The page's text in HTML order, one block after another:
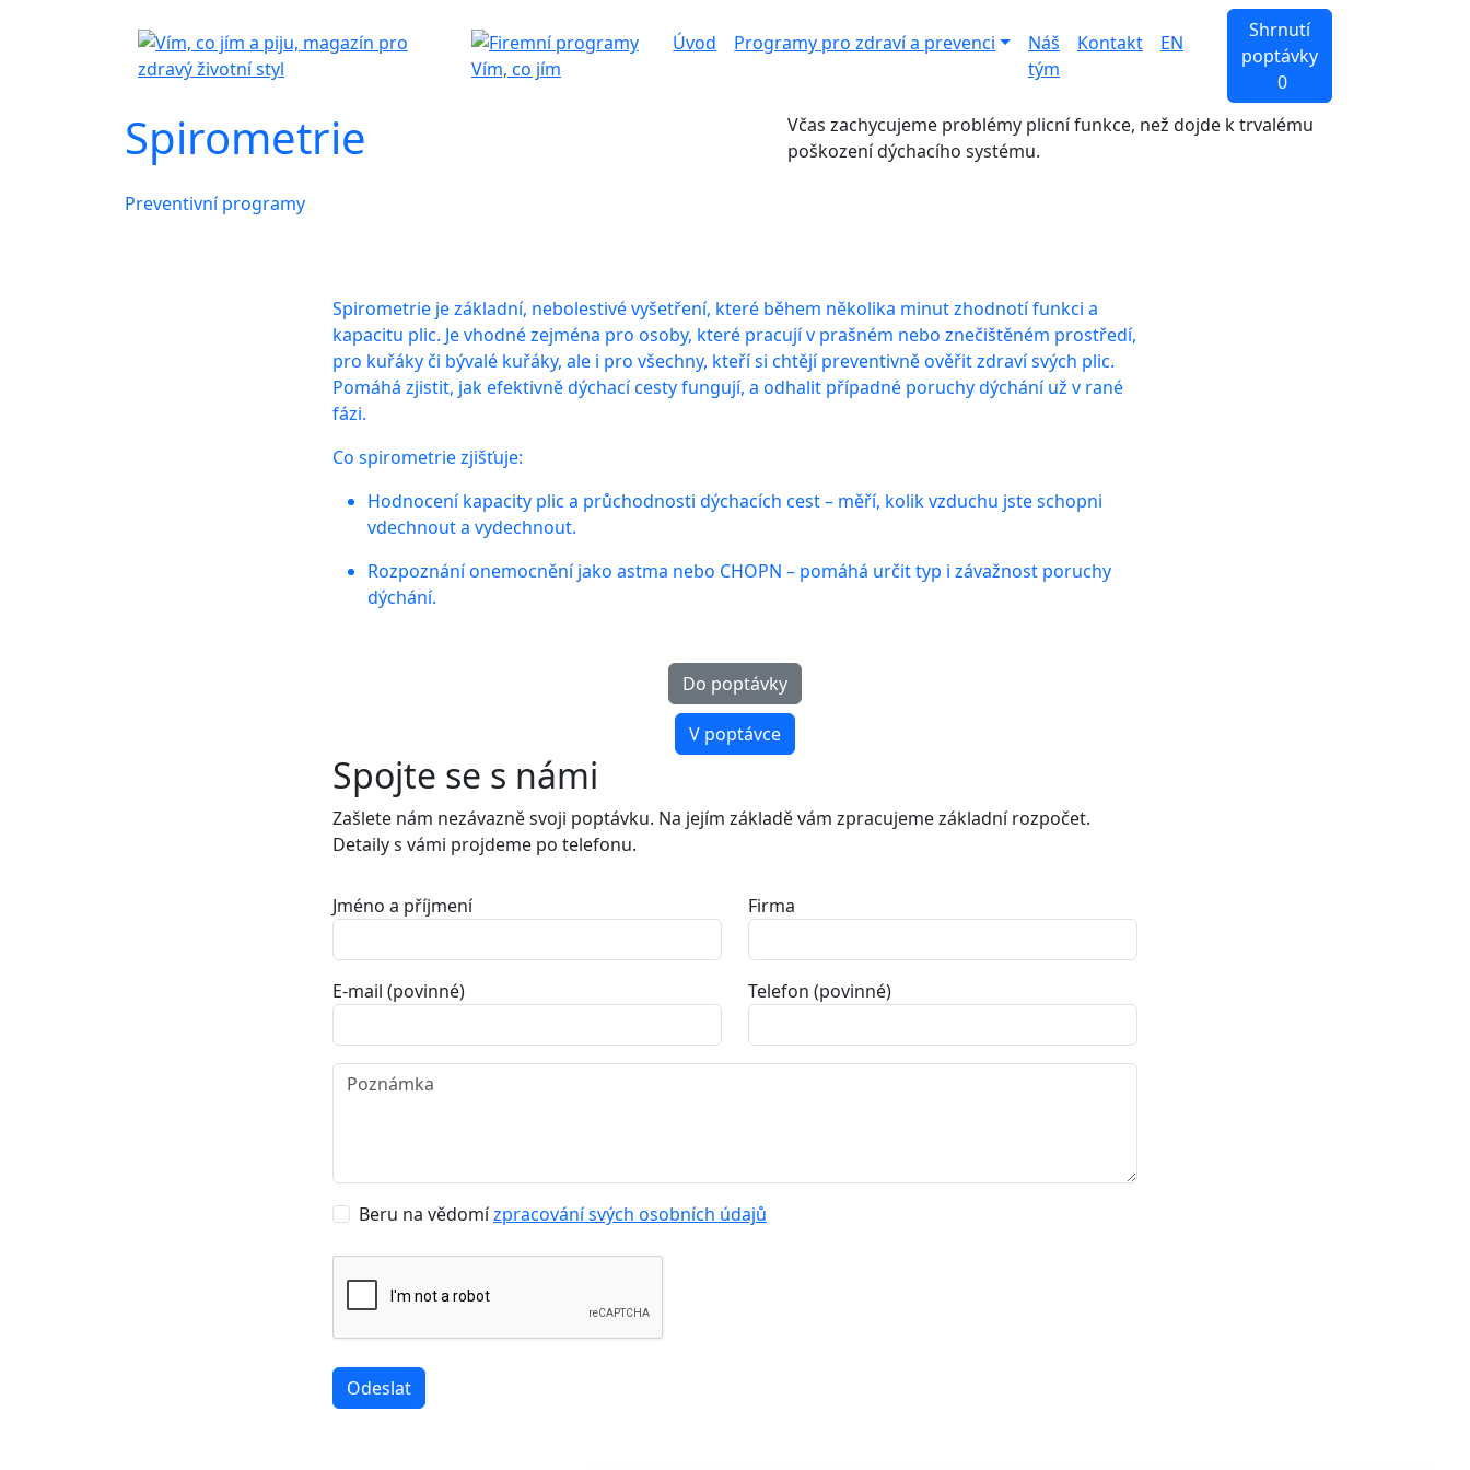
Úvod Programy pro zdraví a prevenci
Náš
tým
Kontakt EN
Shrnutí
poptávky
0
Spirometrie
Preventivní programy
Včas zachycujeme problémy plicní funkce, než dojde k trvalému
poškození dýchacího systému.
Spirometrie je základní, nebolestivé vyšetření, které během několika minut zhodnotí funkci a
kapacitu plic. Je vhodné zejména pro osoby, které pracují v prašném nebo znečištěném prostředí,
pro kuřáky či bývalé kuřáky, ale i pro všechny, kteří si chtějí preventivně ověřit zdraví svých plic.
Pomáhá zjistit, jak efektivně dýchací cesty fungují, a odhalit případné poruchy dýchání už v rané
fázi.
Co spirometrie zjišťuje:
Hodnocení kapacity plic a průchodnosti dýchacích cest– měří, kolik vzduchu jste schopni
vdechnout a vydechnout.
Rozpoznání onemocnění jako astma nebo CHOPN – pomáhá určit typ i závažnost poruchy
dýchání.
Do poptávky
V poptávce
Spojte se s námi
Zašlete nám nezávazně svoji poptávku. Na jejím základě vám zpracujeme základní rozpočet.
Detaily s vámi projdeme po telefonu.
Jméno a příjmení Firma
E-mail (povinné) Telefon (povinné)
Beru na vědomízpracování svých osobních údajů
Odeslat